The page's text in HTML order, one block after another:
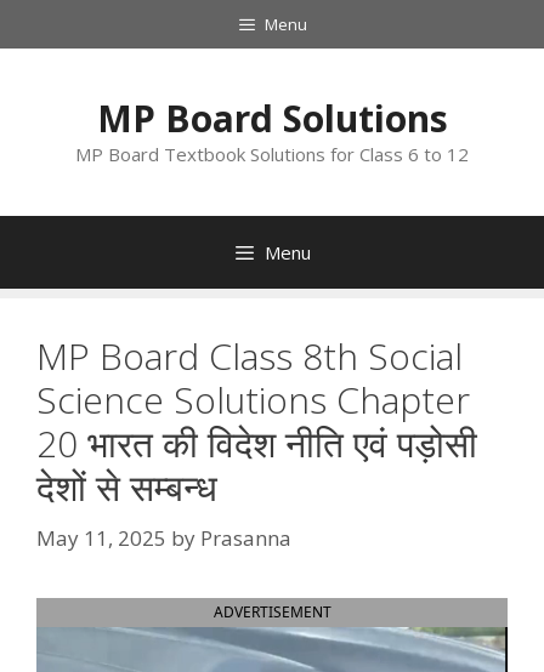
to
Menu
MP Board Solutions
MP Board Textbook Solutions for Class 6 to 12
Menu
MP Board Class 8th Social
Science Solutions Chapter
20 भारत की विदेश नीति एवं पड़ोसी
देशों से सम्बन्ध
May 11, 2025 by Prasanna
ADVERTISEMENT